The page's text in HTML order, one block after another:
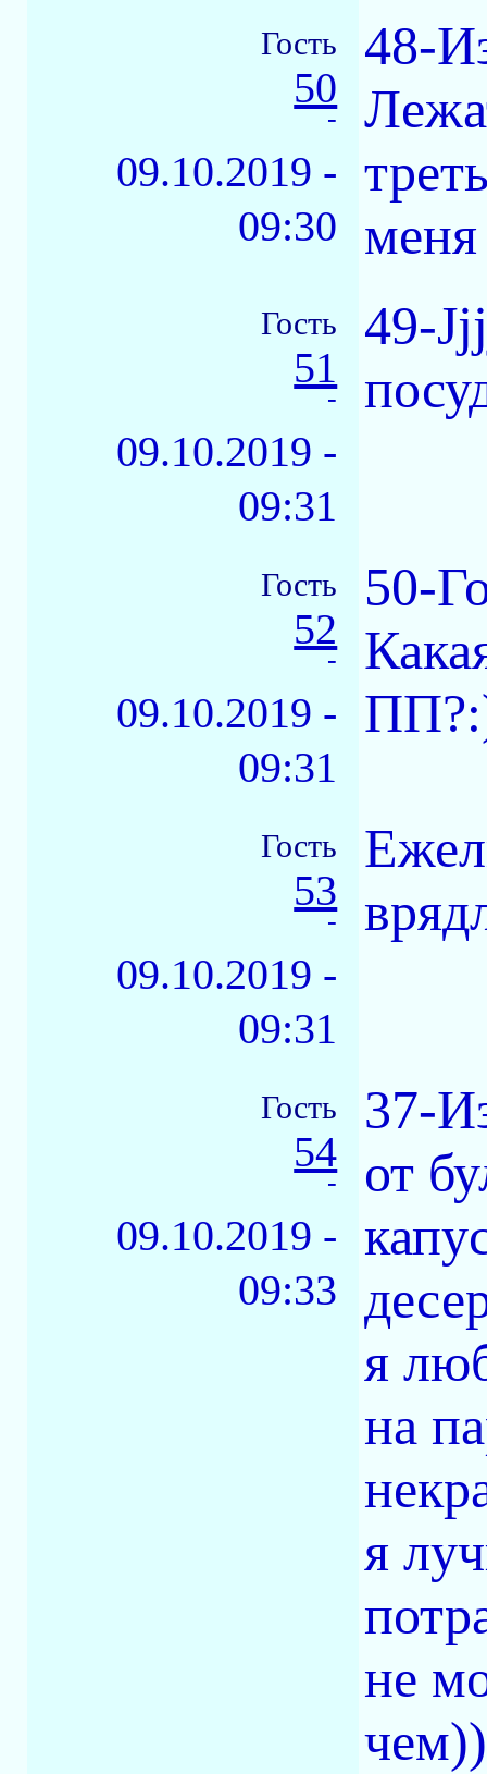
Гость
50
-
09.10.2019 -
09:30
48-
Гость
51
-
09.10.2019 -
09:31
49-
Гость
52
-
09.10.2019 -
09:31
50-
Гость
53
-
09.10.2019 -
09:31
Гость
54
-
09.10.2019 -
09:33
37-
от
я
на
я
не